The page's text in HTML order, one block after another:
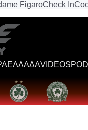
FigaroCheck In
ΕΛΛΑΔΑVIDEOS